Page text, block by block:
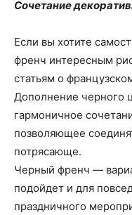
Сочетание
Если вы хотите
френч интересным
статьям о
Дополнение черного
гармоничное
позволяющее
потрясающе.
Черный френч —
подойдет и для
праздничного